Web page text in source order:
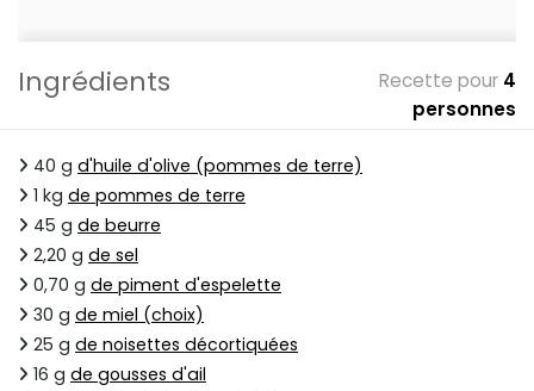
Ingrédients Recette pour 4
personnes
40 g d'huile d'olive (pommes de terre)
1 kg de pommes de terre
45 g de beurre
2,20 g de sel
0,70 g de piment d'espelette
30 g de miel (choix)
25 g de noisettes décortiquées
16 g de gousses d'ail